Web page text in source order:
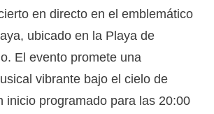
en directo en el emblemático
ubicado en la Playa de
El evento promete una
vibrante bajo el cielo de
inicio programado para las 20:00